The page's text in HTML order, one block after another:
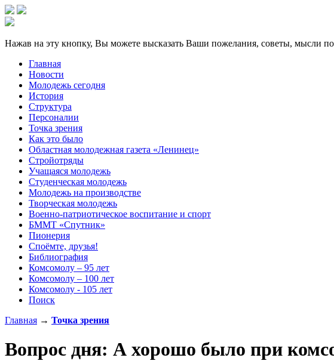
Нажав на эту кнопку, Вы можете высказать Ваши пожелания, советы, мысли по
Главная
Новости
Молодежь сегодня
История
Структура
Персоналии
Точка зрения
Как это было
Областная молодежная газета «Ленинец»
Стройотряды
Учащаяся молодежь
Студенческая молодежь
Молодежь на производстве
Творческая молодежь
Военно-патриотическое воспитание и спорт
БММТ «Спутник»
Пионерия
Споёмте, друзья!
Библиография
Комсомолу – 95 лет
Комсомолу – 100 лет
Комсомолу - 105 лет
Поиск
Главная → Точка зрения
Вопрос дня: А хорошо было при